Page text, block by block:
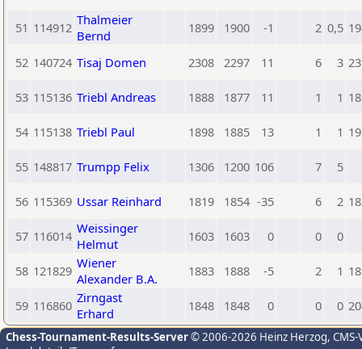
51 114912 Thalmeier
Bernd
1899 1900 -1 2 0,5
52 140724 Tisaj Domen 2308 2297 11 6 3
53 115136 Triebl Andreas 1888 1877 11 1 1
54 115138 Triebl Paul 1898 1885 13 1 1
55 148817 Trumpp Felix 1306 1200 106 7 5
56 115369 Ussar Reinhard 1819 1854 -35 6 2
57 116014 Weissinger
Helmut
1603 1603 0 0 0
58 121829 Wiener
Alexander B.A.
1883 1888 -5 2 1
59 116860 Zirngast
Erhard
1848 1848 0 0 0
Chess-Tournament-Results-Server© 2006-2026 Heinz Herzog,